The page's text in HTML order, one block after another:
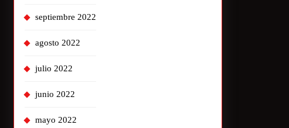
septiembre 2022
agosto 2022
julio 2022
junio 2022
mayo 2022